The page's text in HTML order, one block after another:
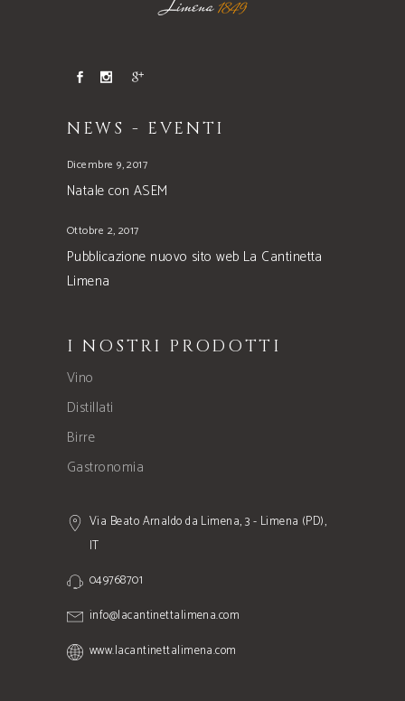
NEWS - EVENTI
Dicembre 9, 2017
Natale con ASEM
Ottobre 2, 2017
Pubblicazione nuovo sito web La Cantinetta
Limena
I NOSTRI PRODOTTI
Vino
Distillati
Birre
Gastronomia
Via Beato Arnaldo da Limena, 3 - Limena (PD),
IT
049768701
info@lacantinettalimena.com
www.lacantinettalimena.com